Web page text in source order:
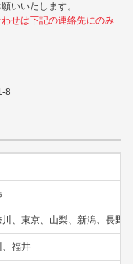
いいたします。
せは下記の連絡先にのみ
8
、東京、山梨、新潟、長野
、福井